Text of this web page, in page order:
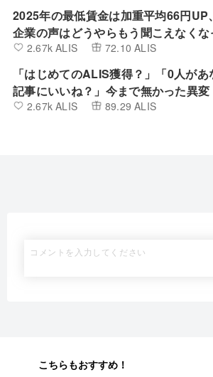
2025年の最低賃金は加重平均66円UP
企業の声はどうやらもう聞こえなくな
うです。
2.67k ALIS 72.10 ALIS
「はじめてのALIS獲得？」「0人があ
記事にいいね？」今まで無かった異変
カブIR】
2.67k ALIS 89.29 ALIS
こちらもおすすめ！